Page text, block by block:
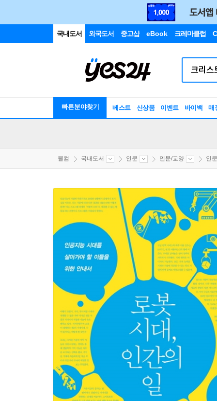
국내도서 외국도서 중고샵 eBook 크레마클럽
빠른분야찾기 베스트 신상품 이벤트 바이백 매
웰컴 국내도서 인문 인문/교양 인